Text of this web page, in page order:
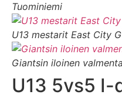
Tuominiemi
U13 mestarit East City
Giantsin iloinen
U13 5vs5 I-